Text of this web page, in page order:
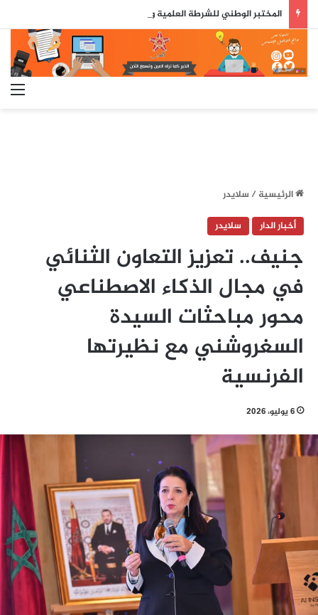
الرئيسية/ سلايدر
أخبار الدار
سلايدر
جنيف.. تعزيز التعاون الثنائي
في مجال الذكاء الاصطناعي
محور مباحثات السيدة
السغروشني مع نظيرتها
الفرنسية
6 يوليو، 2026